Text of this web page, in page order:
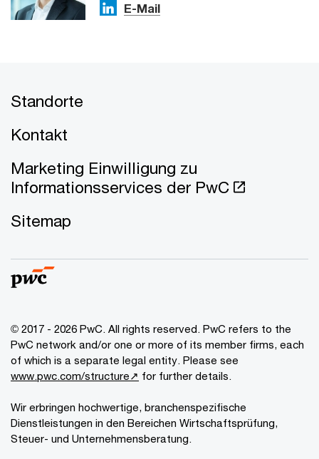
E-Mail
Standorte
Kontakt
Marketing Einwilligung zu
Informationsservices der PwC
Sitemap
© 2017 - 2026 PwC. All rights reserved. PwC refers to the
PwC network and/or one or more of its member firms, each
of which is a separate legal entity. Please see
www.pwc.com/structure↗ for further details.
Wir erbringen hochwertige, branchenspezifische
Dienstleistungen in den Bereichen Wirtschaftsprüfung,
Steuer- und Unternehmensberatung.